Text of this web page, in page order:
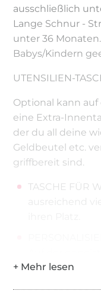
ausschließlich
Lange Schnur -
unter 36
Babys/Kindern
UTENSILIEN-
Optional kann auf
eine Extra-
der du all deine
Geldbeutel etc.
griffbereit sind.
TASCHE FÜR
ausreichend
Baby